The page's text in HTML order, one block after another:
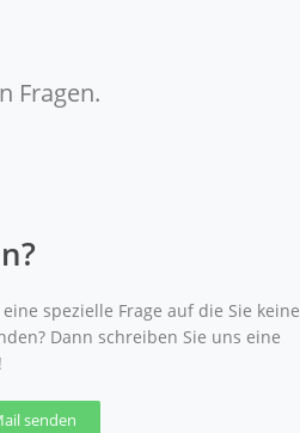
Fragen.
spezielle Frage auf die Sie keine
Dann schreiben Sie uns eine
senden